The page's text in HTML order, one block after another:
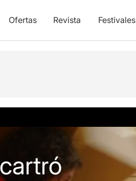
Ofertas Revista Festivales